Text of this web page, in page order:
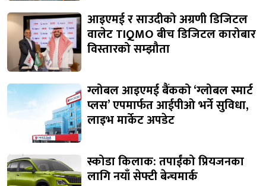
आइएमई र साउदीको अग्रणी डिजिटल
वालेट TIQMO बीच डिजिटल कारोबार
विस्तारको सम्झौता
ग्लोबल आइएमई बैंकको ‘ग्लोबल स्मार्ट
प्लस’ एपमार्फत आईपीओ भर्ने सुविधा,
लाइभ मार्केट अपडेट
स्कोडा किलाक: तपाईंको प्रियजनका
लागि नयाँ सेफ्टी बेन्चमार्क